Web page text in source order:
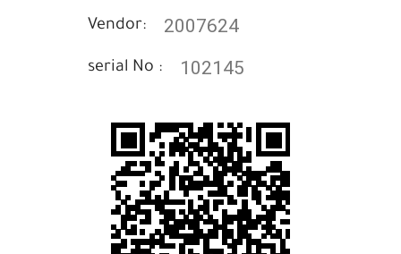
Vendor: 2007624
serial No : 102145